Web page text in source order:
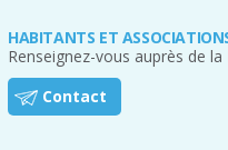
HABITANTS ET
Renseignez-vous auprès de
Contact